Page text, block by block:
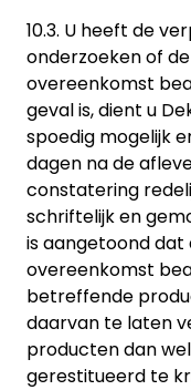
10.3. U heeft de
onderzoeken of
overeenkomst
geval is, dient u
spoedig mogelijk
dagen na de
constatering
schriftelijk en
is aangetoond
overeenkomst
betreffende
daarvan te laten
producten dan
gerestitueerd te